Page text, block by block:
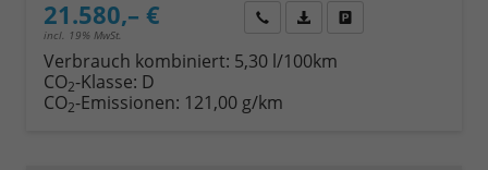
21.580,– €
incl. 19% MwSt.
Wir rufen Sie anFahrzeugexposé (PDF)
Verbrauch kombiniert: 5,30 l/100km
CO2-Klasse: D
CO2-Emissionen: 121,00 g/km